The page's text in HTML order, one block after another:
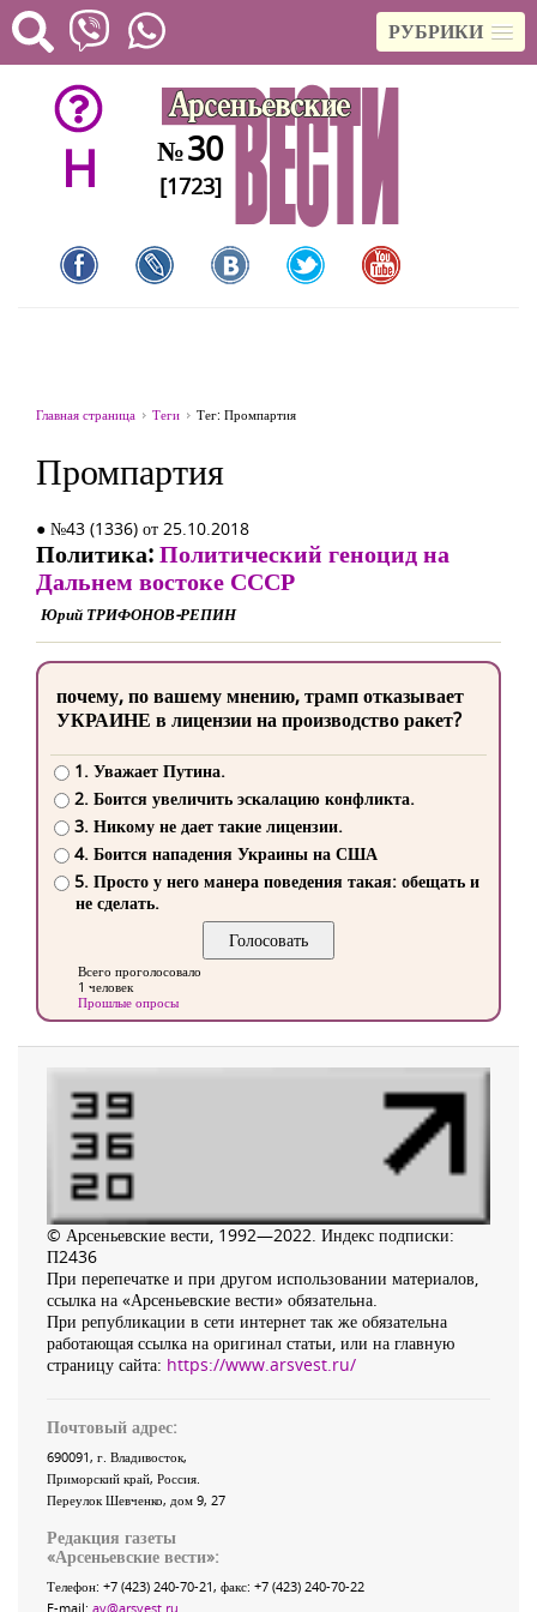
РУБРИКИ
H №30
[1723]
Главная страница Теги Тег: Промпартия
Промпартия
● №43 (1336) от 25.10.2018
Политика:Политический геноцид на
Дальнем востоке СССР
Юрий ТРИФОНОВ-РЕПИН
почему, по вашему мнению, трамп отказывает
УКРАИНЕ в лицензии на производство ракет?
1. Уважает Путина.
2. Боится увеличить эскалацию конфликта.
3. Никому не дает такие лицензии.
4. Боится нападения Украины на США
5. Просто у него манера поведения такая: обещать и
не сделать.
Всего проголосовало
1 человек
Прошлые опросы
© Арсеньевские вести, 1992—2022. Индекс подписки:
П2436
При перепечатке и при другом использовании материалов,
ссылка на «Арсеньевские вести» обязательна.
При републикации в сети интернет так же обязательна
работающая ссылка на оригинал статьи, или на главную
страницу сайта: https://www.arsvest.ru/
Почтовый адрес:
690091, г. Владивосток,
Приморский край, Россия
Переулок Шевченко, дом 9, 27
Редакция газеты
«Арсеньевские вести»:
Телефон: +7 (423) 240-70-21, факс: +7 (423) 240-70-22
E-mail: av@arsvest.ru